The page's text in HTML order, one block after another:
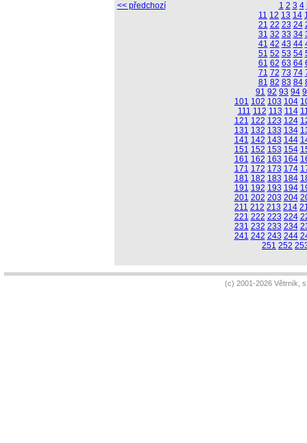
<< předchozí 1 2 3 4
11 12 13 14
21 22 23 24
31 32 33 34
41 42 43 44
51 52 53 54
61 62 63 64
71 72 73 74
81 82 83 84
91 92 93 94
101 102 103 104
111 112 113 114
121 122 123 124
131 132 133 134
141 142 143 144
151 152 153 154
161 162 163 164
171 172 173 174
181 182 183 184
191 192 193 194
201 202 203 204
211 212 213 214
221 222 223 224
231 232 233 234
241 242 243 244
251 252
(c) 2001-2026 Větrník,